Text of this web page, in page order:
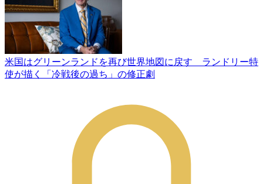
米国はグリーンランドを再び世界地図に戻す ランドリー特
使が描く「冷戦後の過ち」の修正劇